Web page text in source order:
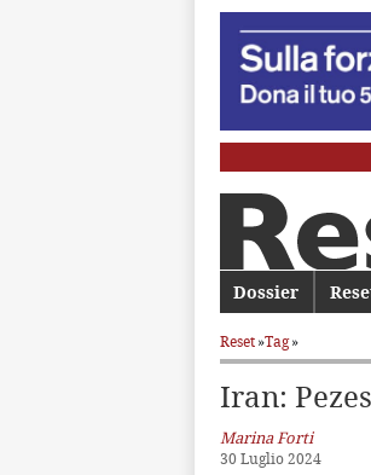
Menu
Vai al
Vai al
Dossier
Reset»Tag»
Iran:
Marina Forti
30 Luglio 2024